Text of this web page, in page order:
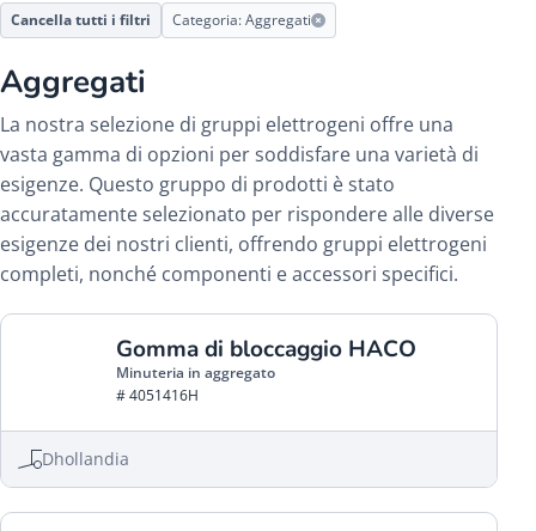
Cancella tutti i filtri Categoria: Aggregati
Aggregati
La nostra selezione di gruppi elettrogeni offre una
vasta gamma di opzioni per soddisfare una varietà di
esigenze. Questo gruppo di prodotti è stato
accuratamente selezionato per rispondere alle diverse
esigenze dei nostri clienti, offrendo gruppi elettrogeni
completi, nonché componenti e accessori specifici.
Gomma di bloccaggio HACO
Minuteria in aggregato
# 4051416H
Dhollandia